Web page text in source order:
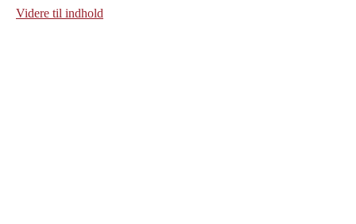
Videre til indhold